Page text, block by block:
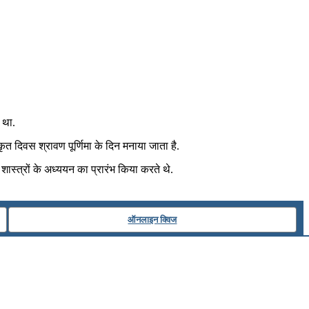
श्रावण पूर्णिमा के दिन मनाया जाता है.
शास्त्रों के अध्ययन का प्रारंभ किया करते थे.
ऑनलाइन क्विज